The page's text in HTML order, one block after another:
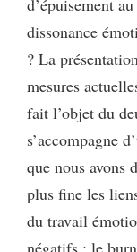
dissonance
? La
mesures
fait l’objet du
s’accompagne
que nous avons
plus fine les
du travail
négatifs : le